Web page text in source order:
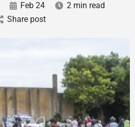
Feb 24
2 min read
Share post